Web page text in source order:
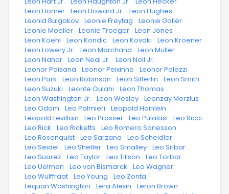
· Leon Horner · Leon Howard Jr. · Leon Hughes
· Leonid Bulgakov · Leonie Freytag · Leonie Goller
· Leonie Moeller · Leonie Troeger · Leon Jones
· Leon Koehl · Leon Kondic · Leon Kovaki · Leon Kroener
· Leon Lowery Jr. · Leon Marchand · Leon Muller
· Leon Nahar · Leon Neal Jr. · Leon Noil Jr.
· Leonor Paisana · Leonor Peixinho · Leonor Polezzi
· Leon Park · Leon Robinson · Leon Sifferlin · Leon Smith
· Leon Suzuki · Leonte Oulahi · Leon Thomas
· Leon Washington Jr. · Leon Wesley · Leonzay Merzius
· Leo Odom · Leo Palmieri · Leopold Hainlein
· Leopold Levillain · Leo Prosser · Leo Pulalasi · Leo Ricci
· Leo Rick · Leo Ricketts · Leo Romero Sonesson
· Leo Rosenquist · Leo Sarzana · Leo Scheidler
· Leo Seidel · Leo Shetler · Leo Smalley · Leo Sribar
· Leo Suarez · Leo Taylor · Leo Tillson · Leo Torbor
· Leo Uelmen · Leo von Bismarck · Leo Wagner
· Leo Wulffraat · Leo Young · Leo Zonta
· Lequan Washington · Lera Alexin · Leron Brown